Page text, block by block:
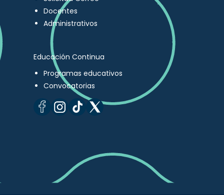
Docentes
Administrativos
Educación Continua
Programas educativos
Convocatorias